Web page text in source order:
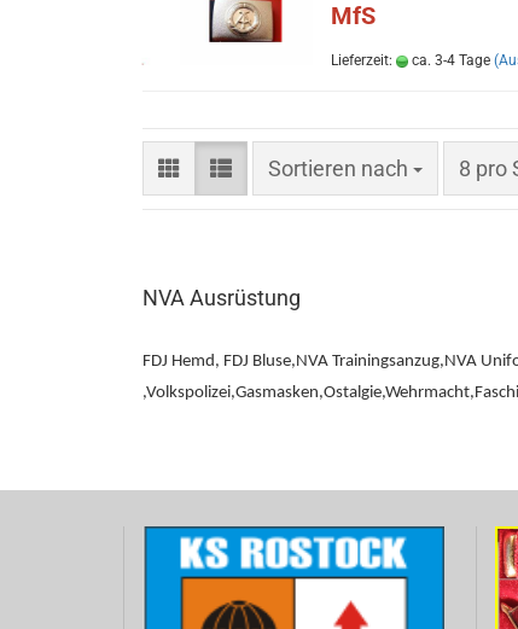
MfS
Lieferzeit: ca. 3-4 Tage
Sortieren nach 8 pro
NVA Ausrüstung
FDJ Hemd, FDJ Bluse,NVA Trainingsanzug,NVA